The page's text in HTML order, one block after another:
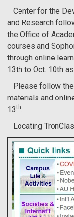
Center for the
and Research
the Office of
courses and
through online
13th to Oct. 10th
Please follow
materials and
13th.
Locating